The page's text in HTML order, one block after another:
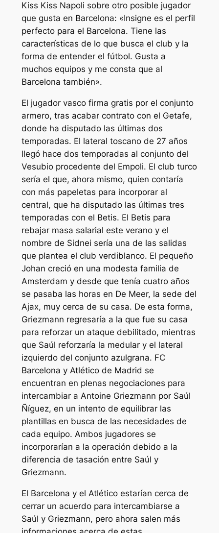
Kiss Kiss Napoli sobre otro posible jugador
que gusta en Barcelona: «Insigne es el perfil
perfecto para el Barcelona. Tiene las
características de lo que busca el club y la
forma de entender el fútbol. Gusta a
muchos equipos y me consta que al
Barcelona también».
El jugador vasco firma gratis por el conjunto
armero, tras acabar contrato con el Getafe,
donde ha disputado las últimas dos
temporadas. El lateral toscano de 27 años
llegó hace dos temporadas al conjunto del
Vesubio procedente del Empoli. El club turco
sería el que, ahora mismo, quien contaría
con más papeletas para incorporar al
central, que ha disputado las últimas tres
temporadas con el Betis. El Betis para
rebajar masa salarial este verano y el
nombre de Sidnei sería una de las salidas
que plantea el club verdiblanco. El pequeño
Johan creció en una modesta familia de
Amsterdam y desde que tenía cuatro años
se pasaba las horas en De Meer, la sede del
Ajax, muy cerca de su casa. De esta forma,
Griezmann regresaría a la que fue su casa
para reforzar un ataque debilitado, mientras
que Saúl reforzaría la medular y el lateral
izquierdo del conjunto azulgrana. FC
Barcelona y Atlético de Madrid se
encuentran en plenas negociaciones para
intercambiar a Antoine Griezmann por Saúl
Ñíguez, en un intento de equilibrar las
plantillas en busca de las necesidades de
cada equipo. Ambos jugadores se
incorporarían a la operación debido a la
diferencia de tasación entre Saúl y
Griezmann.
El Barcelona y el Atlético estarían cerca de
cerrar un acuerdo para intercambiarse a
Saúl y Griezmann, pero ahora salen más